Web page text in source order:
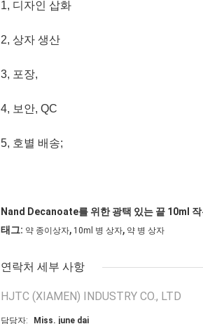
1, 디자인 삽화
2, 상자 생산
3, 포장,
4, 보안, QC
5, 호별 배송;
Nand Decanoate를 위한 광택 있는 끝 10ml
태그: 약 종이상자, 10ml 병 상자, 약 병 상자
연락처 세부 사항
HJTC (XIAMEN) INDUSTRY CO., LTD
담당자:
Miss. june dai